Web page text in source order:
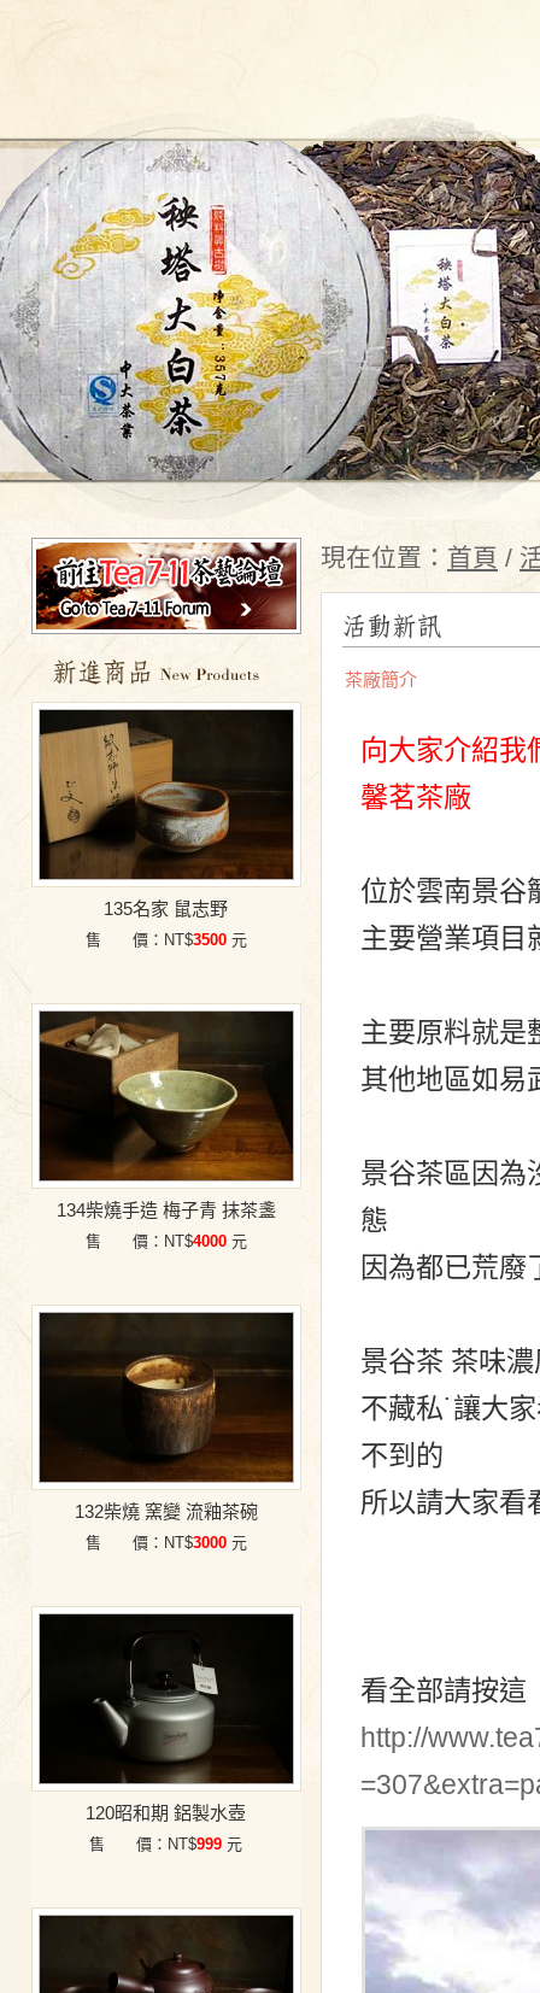
135名家 鼠志野
售 價：NT$3500 元
134柴燒手造 梅子青 抹茶盞
售 價：NT$4000 元
132柴燒 窯變 流釉茶碗
售 價：NT$3000 元
120昭和期 鋁製水壺
售 價：NT$999 元
現在位置： 首頁 /
茶廠簡介
向大家介紹我
馨茗茶廠
位於雲南景谷
主要營業項目
主要原料就是
其他地區如易
景谷茶區因為
態
因為都已荒廢
景谷茶 茶味
不藏私˙讓大
不到的
所以請大家看
看全部請按這
http://